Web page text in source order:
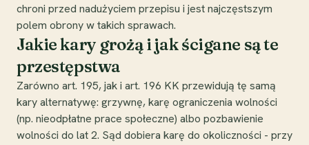
chroni przed nadużyciem przepisu i jest najczęstszym
polem obrony w takich sprawach.
Jakie kary grożą i jak ścigane są te
przestępstwa
Zarówno art. 195, jak i art. 196 KK przewidują tę samą
kary alternatywę: grzywnę, karę ograniczenia wolności
(np. nieodpłatne prace społeczne) albo pozbawienie
wolności do lat 2. Sąd dobiera karę do okoliczności - przy